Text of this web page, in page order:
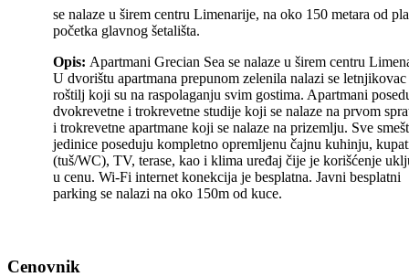
se nalaze u širem centru Limenarije, na oko 150 metara od
početka glavnog šetališta.
Opis: Apartmani Grecian Sea se nalaze u širem centru
U dvorištu apartmana prepunom zelenila nalazi se
roštilj koji su na raspolaganju svim gostima. Apartmani
dvokrevetne i trokrevetne studije koji se nalaze na prvom
i trokrevetne apartmane koji se nalaze na prizemlju. Sve
jedinice poseduju kompletno opremljenu čajnu kuhinju,
(tuš/WC), TV, terase, kao i klima uređaj čije je korišćenje
u cenu. Wi-Fi internet konekcija je besplatna. Javni besplatni
parking se nalazi na oko 150m od kuce.
Cenovnik